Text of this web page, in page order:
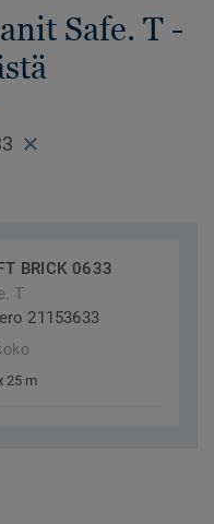
Safe. T -
BRICK 0633
T
21153633
25 m